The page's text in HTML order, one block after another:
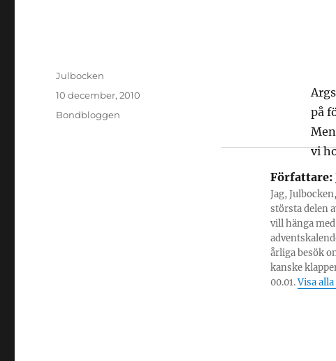
på
vi
Författare:
Jag,
största delen
vill hänga
årliga besök
kanske
00.01.Visa
Författare
Julbocken
Publicerat
10 december, 2010
Kategorier
Bondbloggen